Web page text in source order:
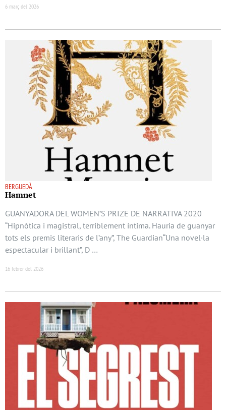
6 març del 2026
BERGUEDÀ
Hamnet
GUANYADORA DEL WOMEN’S PRIZE DE NARRATIVA 2020
“Hipnòtica i magistral, terriblement íntima. Hauria de guanyar
tots els premis literaris de l’any”, The Guardian“Una novel·la
espectacular i brillant”, D …
16 febrer del 2026